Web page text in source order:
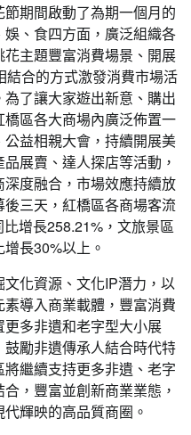
期間啟動了為期一個月的
、食四方面，廣泛組織各
主題豐富消費場景、開展
合的方式激發消費市場活
了讓大家遊出新意、購出
區各大商場內廣泛佈置一
益相親大會，持續開展美
展賣、達人探店等活動，
度融合，市場效應持續放
三天，紅橋區各商場客流
增長258.21%，文旅景區
長30%以上。
化資源、文化IP潛力，以
導入商業載體，豐富消費
多非遺和老字型大小展
勵非遺傳承人結合時代特
繼續支持更多非遺、老字
，豐富並創新商業業態，
輝映的高品質商圈。